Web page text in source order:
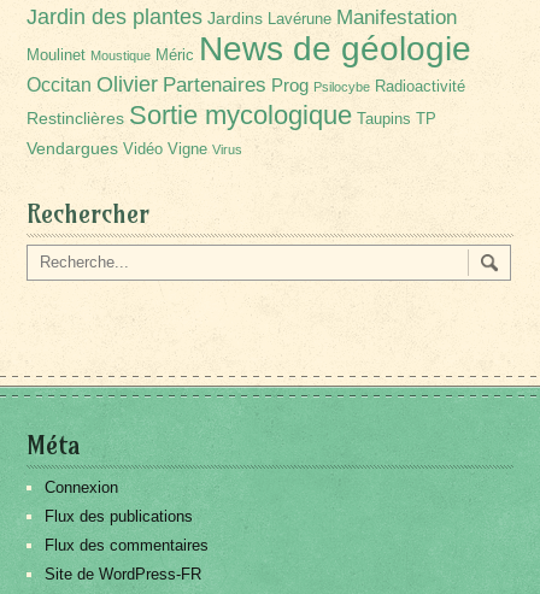
Jardin des plantes Jardins Lavérune Manifestation
Moulinet Moustique Méric News de géologie
Occitan Olivier Partenaires Prog Psilocybe Radioactivité
Restinclières Sortie mycologique Taupins TP
Vendargues Vidéo Vigne Virus
Rechercher
Méta
Connexion
Flux des publications
Flux des commentaires
Site de WordPress-FR